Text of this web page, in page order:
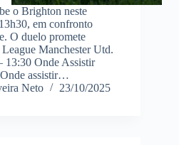
o Brighton neste
em confronto
O duelo promete
Manchester Utd.
13:30 Onde Assistir
assistir…
Neto
23/10/2025